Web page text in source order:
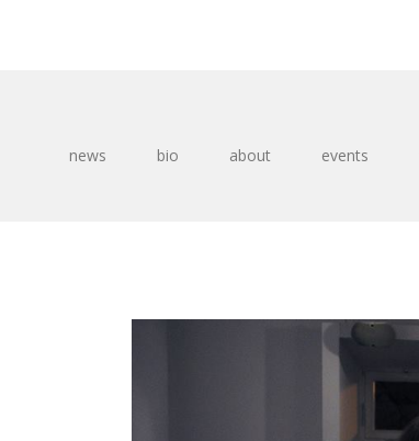
news bio about events